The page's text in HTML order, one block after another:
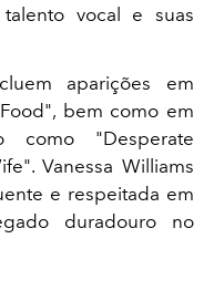
vocal e suas
aparições em
bem como em
como "Desperate
Vanessa Williams
e respeitada em
duradouro no